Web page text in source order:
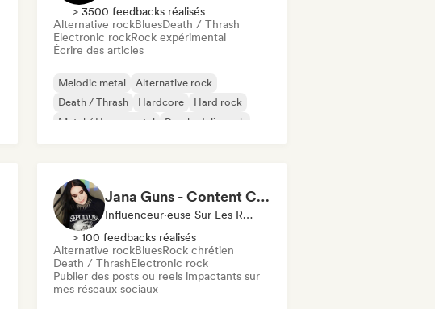
> 3500 feedbacks réalisés
Alternative rockBluesDeath / Thrash
Electronic rockRock expérimental
Écrire des articles
Melodic metal
Alternative rock
Death / Thrash
Hardcore
Hard rock
Metal / Heavy metal
Psychedelic rock
Jana Guns - Content Creator
Influenceur·euse Sur Les Réseaux Sociaux
> 100 feedbacks réalisés
Alternative rockBluesRock chrétien
Death / ThrashElectronic rock
Publier des posts ou reels impactants sur
mes réseaux sociaux